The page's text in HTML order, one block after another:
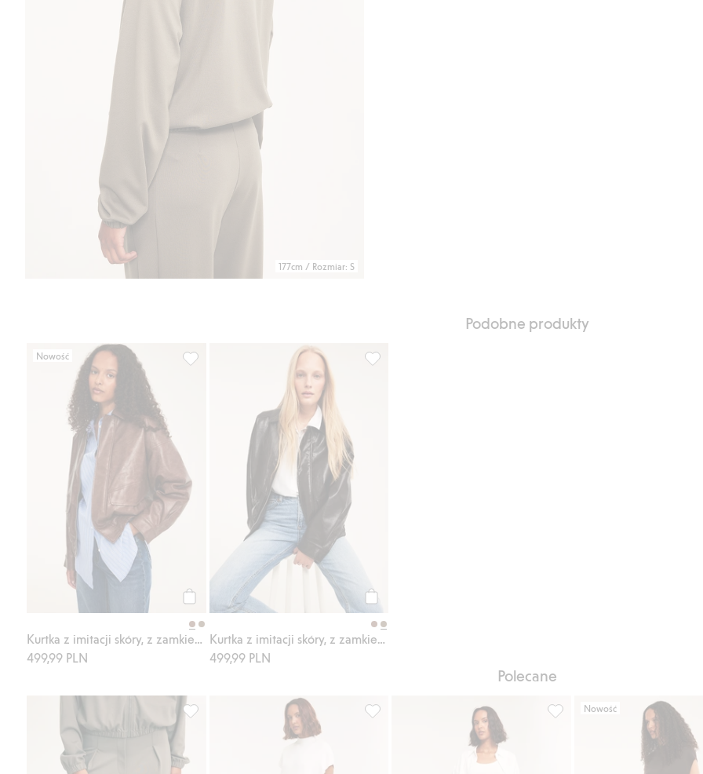
177cm / Rozmiar: S
Podobne produkty
Nowość
499,99 PLN
Kurtka z imitacji skóry, z zamkiem błyskawicznym, Dodaj do listy ulubione
Kup
499,99 PLN
Polecane
Spodnie o kroju barrel, z trykotu, Dodaj do listy ulubioneSpodnie o kroju barrel, z trykotu, Dodaj do listy ulubione
Spodnie o kroju barrel, z
Nowość